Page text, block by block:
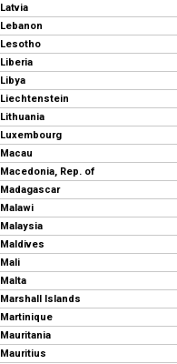
Latvia
Lebanon
Lesotho
Liberia
Libya
Liechtenstein
Lithuania
Luxembourg
Macau
Macedonia, Rep. of
Madagascar
Malawi
Malaysia
Maldives
Mali
Malta
Marshall Islands
Martinique
Mauritania
Mauritius